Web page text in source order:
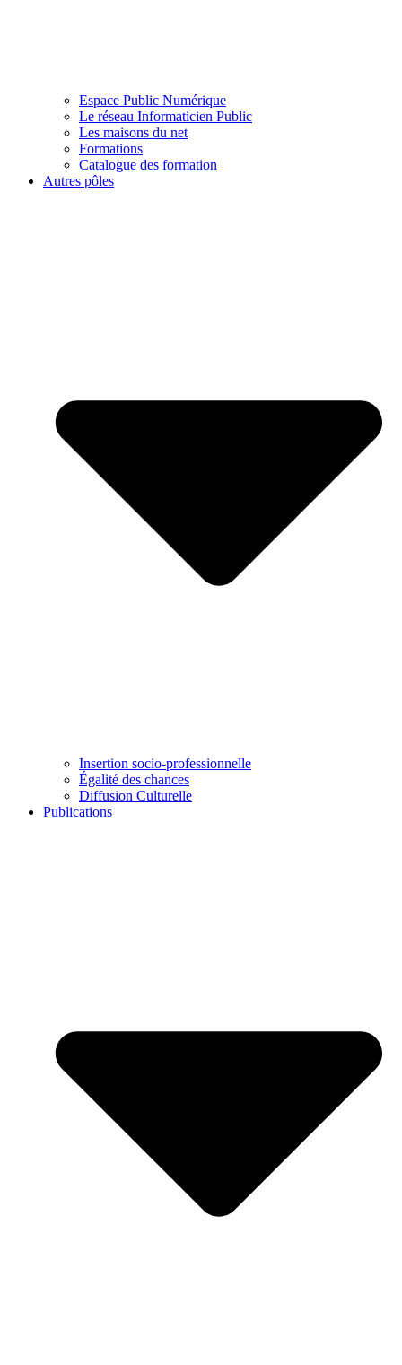
Espace Public Numérique
Le réseau Informaticien Public
Les maisons du net
Formations
Catalogue des formation
Autres pôles
Insertion socio-professionnelle
Égalité des chances
Diffusion Culturelle
Publications